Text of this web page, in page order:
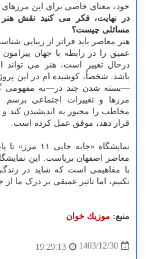
خود، معنای خاصی برای این مرزهای
در نهایت، فکر می کنید نقش هنر
مسائلی چیست؟
هنر معاصر باید فراتر از زیبایی
عمیق را در رابطه با جهان
درحال تغییر است، هنر می تواند
باشد. شخصاً، کوشیده ام در این
—بسته شدن چند در—به مفهومی
مرزها و تغییرات اجتماعی
مخاطب را مجبور به اندیشیدن کند
قرار دهد، موفق عمل کرده است.
نمایشگاه
معاصر اصفهان برپاست. این
با مفاهیمی است که شاید در
نکنیم، اما تاثیر عمیقی بر درک ما از
منبع: موزیك خوان
1403/12/30
19:29:13